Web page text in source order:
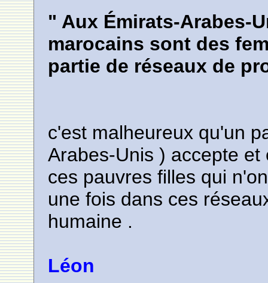
" Aux Émirats-Arabes-
marocains sont des
partie de réseaux de
c'est malheureux qu'un
Arabes-Unis ) accepte
ces pauvres filles qui
une fois dans ces
humaine .
Léon